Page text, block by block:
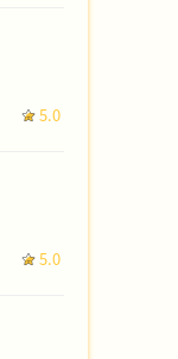
5.0
5.0